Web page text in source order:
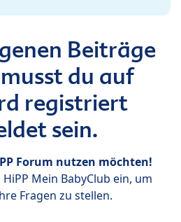
Beiträge
du auf
registriert
sein.
Forum nutzen möchten!
Mein BabyClub ein, um
Fragen zu stellen.